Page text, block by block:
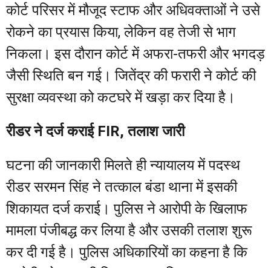
कोर्ट परिसर में मौजूद स्टाफ और अधिवक्ताओं ने उसे
रोकने का प्रयास किया, लेकिन वह तेजी से भाग
निकला। इस दौरान कोर्ट में अफरा-तफरी और भगदड़
जैसी स्थिति बन गई। जितेंद्र की फरारी ने कोर्ट की
सुरक्षा व्यवस्था को कटघरे में खड़ा कर दिया है।
रीडर ने दर्ज कराई FIR, तलाश जारी
घटना की जानकारी मिलते ही न्यायालय में पदस्थ
रीडर सरमन सिंह ने तत्काल बंडा थाना में इसकी
शिकायत दर्ज कराई। पुलिस ने आरोपी के खिलाफ
मामला पंजीबद्ध कर लिया है और उसकी तलाश शुरू
कर दी गई है। पुलिस अधिकारियों का कहना है कि